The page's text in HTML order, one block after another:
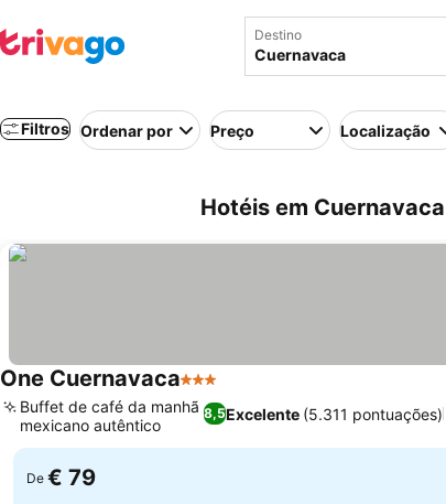
Destino
Filtros Ordenar por Preço Localização
Hotéis em
One Cuernavaca3 Estrelas
8,5Excelente (5.311 pontuações)
Buffet de café da manhã
mexicano autêntico
De € 79